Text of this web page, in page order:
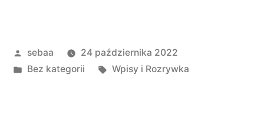
Posted
by
sebaa
24 października 2022
Posted
Bez kategorii Tagi:
Wpisy i Rozrywka